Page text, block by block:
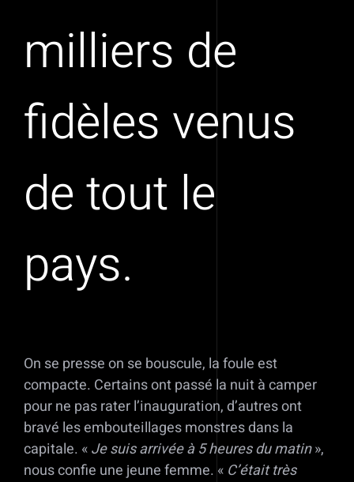
milliers de
fidèles venus
de tout le
pays.
On se presse on se bouscule, la foule est
compacte. Certains ont passé la nuit à camper
pour ne pas rater l’inauguration, d’autres ont
bravé les embouteillages monstres dans la
capitale. «Je suis arrivée à 5 heures du matin»,
nous confie une jeune femme. « C’était très